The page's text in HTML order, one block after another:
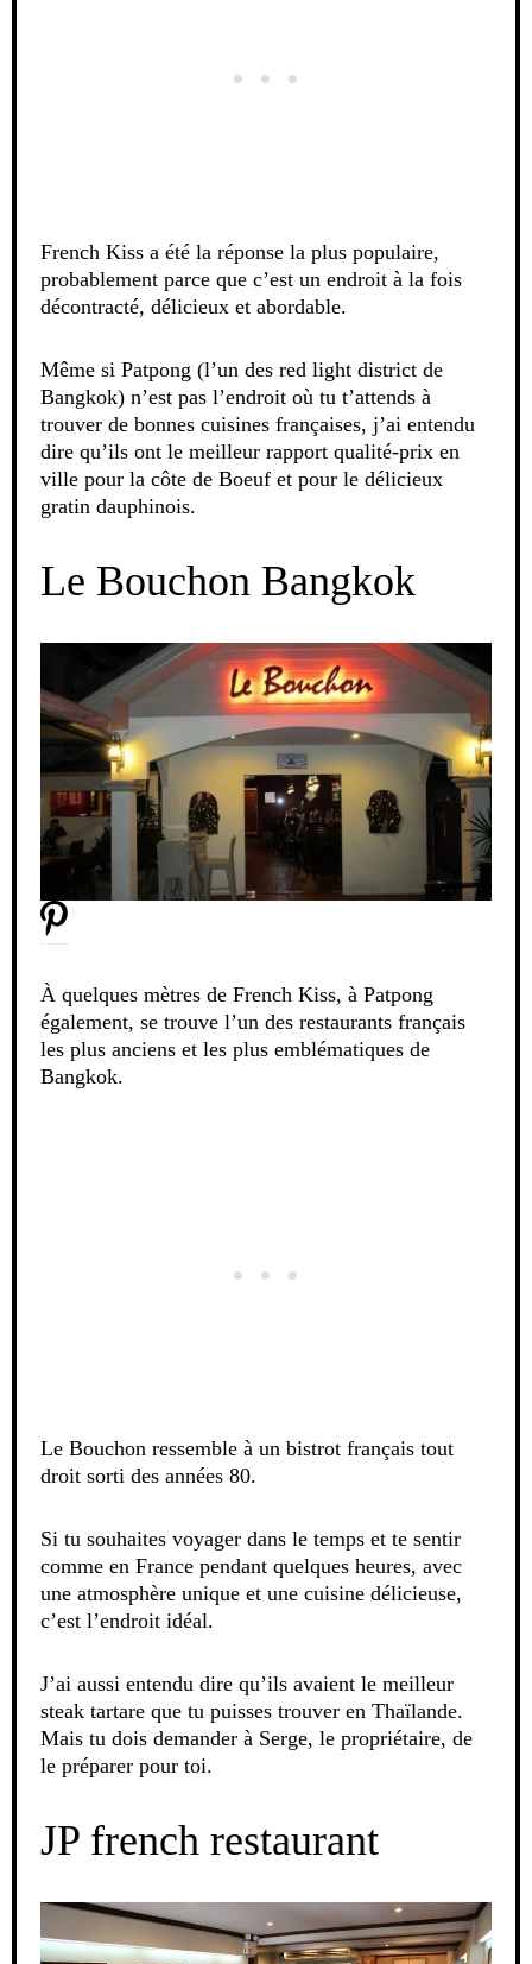
French Kiss a été la réponse la plus populaire,
probablement parce que c’est un endroit à la fois
décontracté, délicieux et abordable.
Même si Patpong (l’un des red light district de
Bangkok) n’est pas l’endroit où tu t’attends à
trouver de bonnes cuisines françaises, j’ai entendu
dire qu’ils ont le meilleur rapport qualité-prix en
ville pour la côte de Boeuf et pour le délicieux
gratin dauphinois.
Le Bouchon Bangkok
À quelques mètres de French Kiss, à Patpong
également, se trouve l’un des restaurants français
les plus anciens et les plus emblématiques de
Bangkok.
Le Bouchon ressemble à un bistrot français tout
droit sorti des années 80.
Si tu souhaites voyager dans le temps et te sentir
comme en France pendant quelques heures, avec
une atmosphère unique et une cuisine délicieuse,
c’est l’endroit idéal.
J’ai aussi entendu dire qu’ils avaient le meilleur
steak tartare que tu puisses trouver en Thaïlande.
Mais tu dois demander à Serge, le propriétaire, de
le préparer pour toi.
JP french restaurant